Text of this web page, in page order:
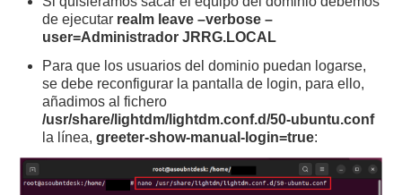
de ejecutar realm leave –verbose –
user=Administrador JRRG.LOCAL
Para que los usuarios del dominio puedan logarse,
se debe reconfigurar la pantalla de login, para ello,
añadimos al fichero
/usr/share/lightdm/lightdm.conf.d/50-ubuntu.conf
la línea,greeter-show-manual-login=true: